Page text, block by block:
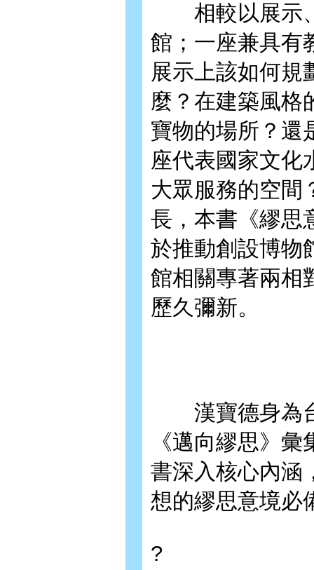
相較以展示、
館；一座兼具有
展示上該如何規
麼？在建築風格
寶物的場所？還
座代表國家文化
大眾服務的空間
長，本書《繆思
於推動創設博物
館相關專著兩相
歷久彌新。
漢寶德身為台
《邁向繆思》
書深入核心內涵
想的繆思意境必
?